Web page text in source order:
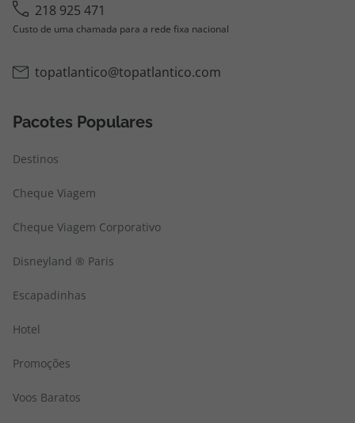
218 925 471
Custo de uma chamada para a rede fixa nacional
topatlantico@topatlantico.com
Pacotes Populares
Destinos
Cheque Viagem
Cheque Viagem Corporativo
Disneyland ® Paris
Escapadinhas
Hotel
Promoções
Voos Baratos